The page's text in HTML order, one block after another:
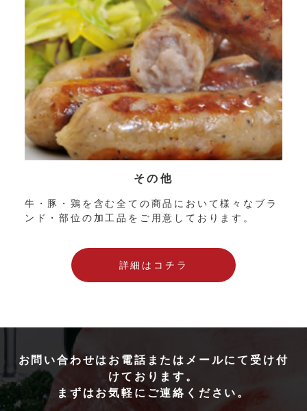
その他
牛・豚・鶏を含む全ての商品において様々なブラ
ンド・部位の加工品をご用意しております。
詳細はコチラ
お問い合わせはお電話またはメールにて受け付
けております。
まずはお気軽にご連絡ください。